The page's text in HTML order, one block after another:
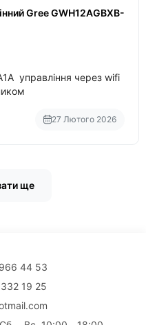
Gree GWH12AGBXB-
управління через wifi
27 Лютого 2026
ще
44 53
19 25